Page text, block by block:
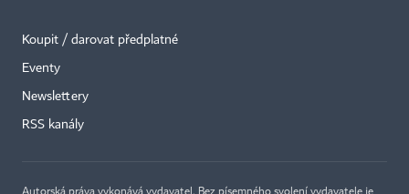
Koupit / darovat předplatné
Eventy
Newslettery
RSS kanály
Autorská práva vykonává vydavatel. Bez písemného svolení vydavatele je